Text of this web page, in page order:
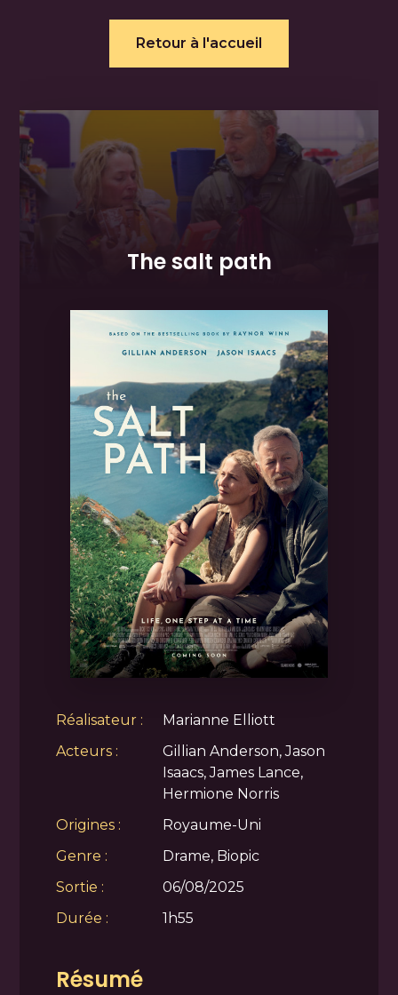
Retour à l'accueil
The salt path
Réalisateur :
Marianne Elliott
Acteurs :
Gillian Anderson, Jason
Isaacs, James Lance,
Hermione Norris
Origines :
Royaume-Uni
Genre :
Drame, Biopic
Sortie :
06/08/2025
Durée :
1h55
Résumé